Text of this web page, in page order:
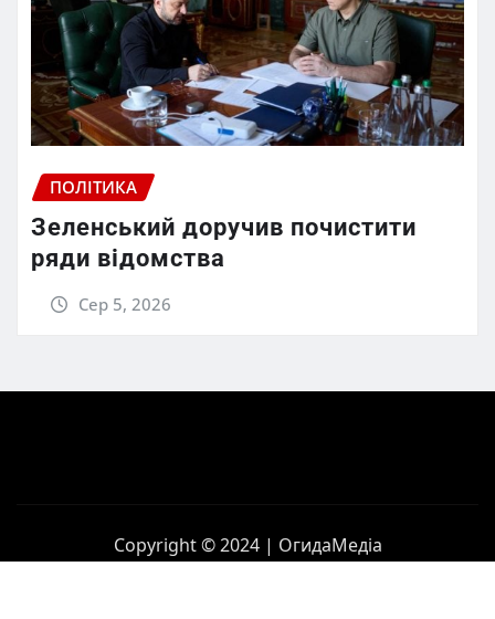
ПОЛІТИКА
Зеленський доручив почистити
ряди відомства
Сер 5, 2026
Copyright © 2024 | ОгидаМедіа